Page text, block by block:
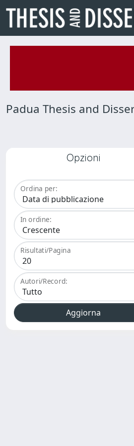
Padua Thesis and
Opzioni
Ordina per:
In ordine:
Risultati/Pagina
Autori/Record: